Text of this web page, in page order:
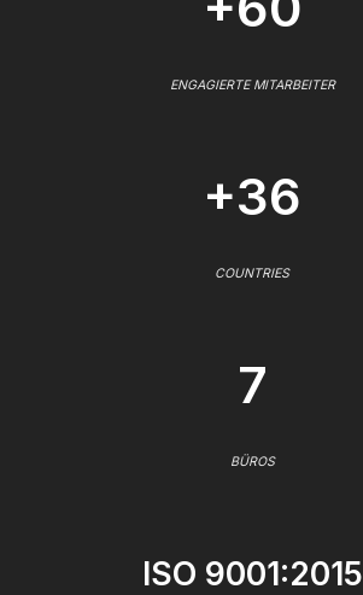
ENGAGIERTE MITARBEITER
+36
COUNTRIES
7
BÜROS
ISO 9001:2015